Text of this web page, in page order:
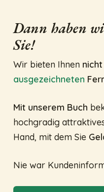
Dann haben
Sie!
Wir bieten Ihnen
ausgezeichneten
Mit unserem Buch
hochgradig
Hand, mit dem Sie
Nie war